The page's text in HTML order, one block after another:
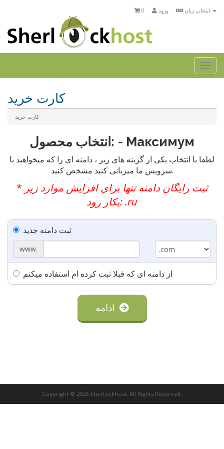
ورود 0
کارت خرید
کارت خرید
انتخاب محصول: - Максимум
لطفا با انتخاب یکی از گزینه های زیر ، دامنه ای را که میخواهید با
سرویس ما میزبانی کنید مشخص کنید.
* ثبت رایگان دامنه تنها برای افزایش موارد زیر
بکار رود: .ru
ثبت دامنه جدید
www.
از دامنه ای که قبلا ثبت کرده ام استفاده میکنم
Copyright © 2026 Sherlockhost. All Rights Reserved.